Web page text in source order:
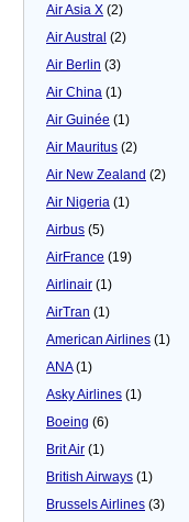
Air Asia X (2)
Air Austral (2)
Air Berlin (3)
Air China (1)
Air Guinée (1)
Air Mauritus (2)
Air New Zealand (2)
Air Nigeria (1)
Airbus (5)
AirFrance (19)
Airlinair (1)
AirTran (1)
American Airlines (1)
ANA(1)
Asky Airlines (1)
Boeing (6)
Brit Air (1)
British Airways (1)
Brussels Airlines (3)